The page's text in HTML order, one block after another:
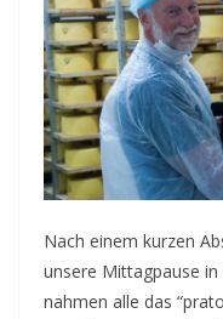
Nach einem kurzen
unsere Mittagpause
nahmen alle das